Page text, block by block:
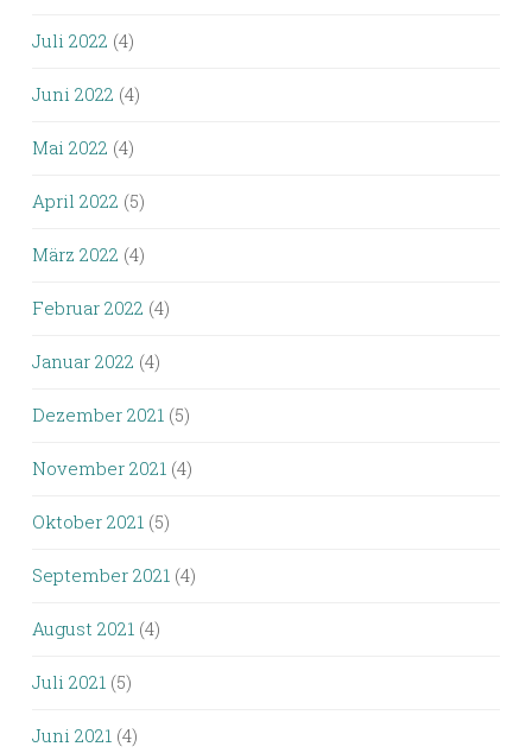
Juli 2022 (4)
Juni 2022 (4)
Mai 2022 (4)
April 2022 (5)
März 2022 (4)
Februar 2022 (4)
Januar 2022 (4)
Dezember 2021 (5)
November 2021 (4)
Oktober 2021 (5)
September 2021 (4)
August 2021 (4)
Juli 2021 (5)
Juni 2021 (4)